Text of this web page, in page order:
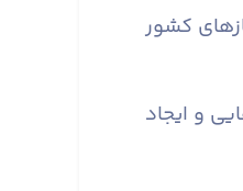
کشور
و ایجاد